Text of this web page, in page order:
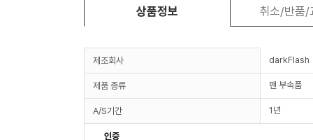
상품정보 취소/반품/
제조회사 darkFlash
제품 종류 팬 부속품
A/S기간 1년
인증